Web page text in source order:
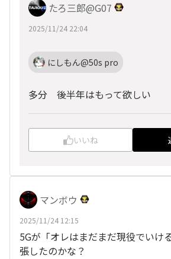
たろ三郎@G07
2025/11/24 22:04
にしもん@50s pro
多分 後半年はもって欲しい
いいね
マンボウ
2025/11/24 12:15
5Gが「オレはまだまだ現役でいけ
張したのかな？